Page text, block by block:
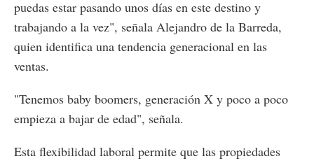
puedas estar pasando unos días en este destino y
trabajando a la vez", señala Alejandro de la Barreda,
quien identifica una tendencia generacional en las
ventas.
"Tenemos baby boomers, generación X y poco a poco
empieza a bajar de edad", señala.
Esta flexibilidad laboral permite que las propiedades